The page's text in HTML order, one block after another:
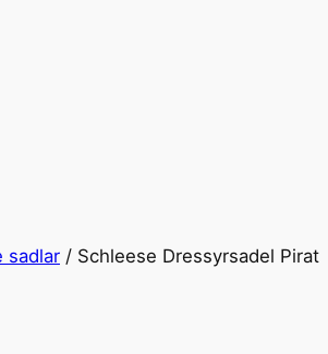
sadlar / Schleese Dressyrsadel Pirat